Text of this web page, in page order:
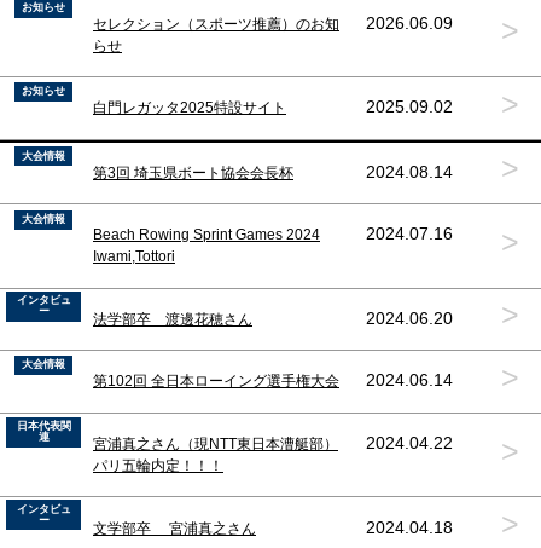
お知らせ
セレクション（スポーツ推薦）のお知
らせ
2026.06.09 >
お知らせ
白門レガッタ2025特設サイト 2025.09.02 >
大会情報
第3回 埼玉県ボート協会会長杯 2024.08.14 >
大会情報
Beach Rowing Sprint Games 2024
Iwami,Tottori
2024.07.16 >
インタビュ
ー
法学部卒 渡邊花穂さん 2024.06.20 >
大会情報
第102回 全日本ローイング選手権大会 2024.06.14 >
日本代表関
連
宮浦真之さん（現NTT東日本漕艇部）
パリ五輪内定！！！
2024.04.22 >
インタビュ
ー
文学部卒 宮浦真之さん 2024.04.18 >